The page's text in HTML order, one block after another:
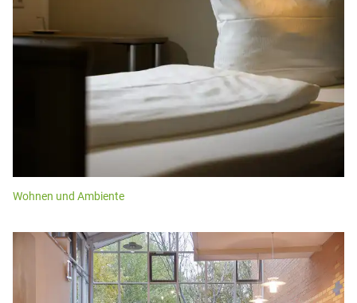
Wohnen und Ambiente